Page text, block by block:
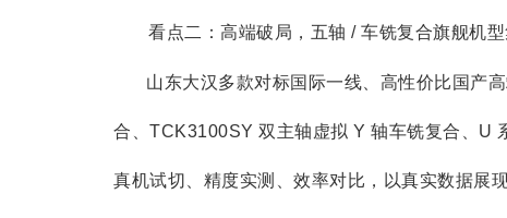
看点二：高端破局，五轴 / 车铣复合旗舰机
山东大汉多款对标国际一线、高性价比国产
合、TCK3100SY 双主轴虚拟 Y 轴车铣复合、U
真机试切、精度实测、效率对比，以真实数据展